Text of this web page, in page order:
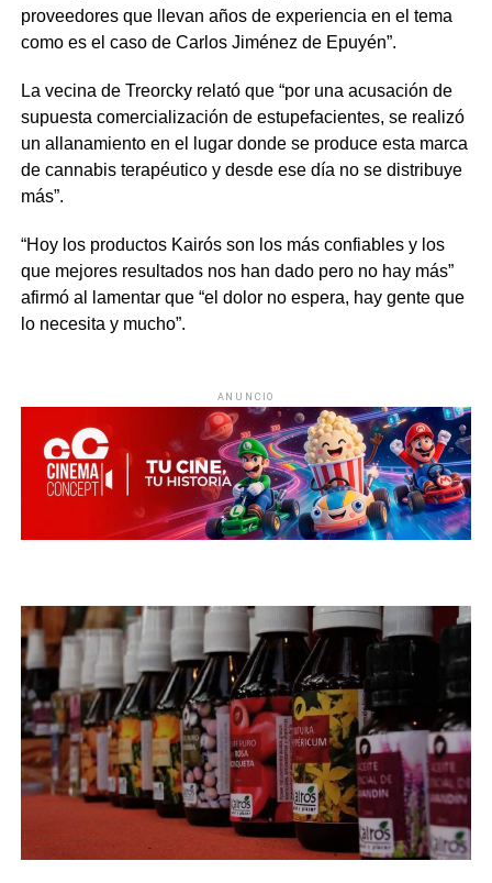
proveedores que llevan años de experiencia en el tema
como es el caso de Carlos Jiménez de Epuyén”.
La vecina de Treorcky relató que “por una acusación de
supuesta comercialización de estupefacientes, se realizó
un allanamiento en el lugar donde se produce esta marca
de cannabis terapéutico y desde ese día no se distribuye
más”.
“Hoy los productos Kairós son los más confiables y los
que mejores resultados nos han dado pero no hay más”
afirmó al lamentar que “el dolor no espera, hay gente que
lo necesita y mucho”.
ANUNCIO